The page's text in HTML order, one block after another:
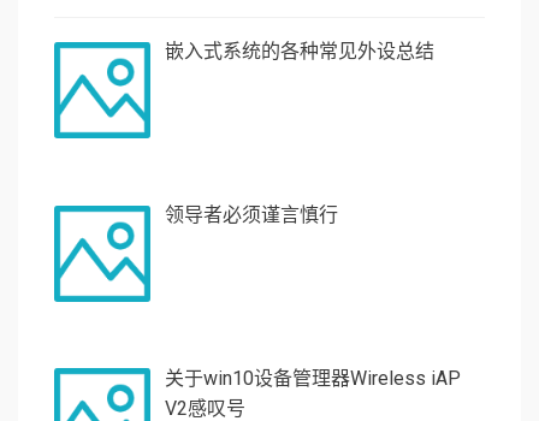
嵌入式系统的各种常见外设总结
领导者必须谨言慎行
关于win10设备管理器Wireless iAP
V2感叹号